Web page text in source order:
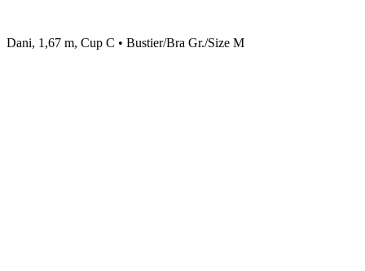
Dani, 1,67 m, Cup C • Bustier/Bra Gr./Size M